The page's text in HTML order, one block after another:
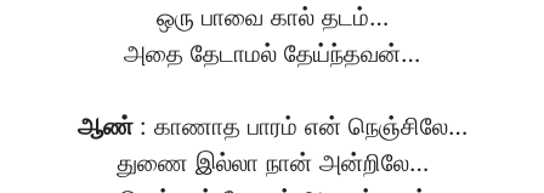
ஒரு பாவை கால் தடம்…
அதை தேடாமல் தேய்ந்தவன்…
ஆண் : காணாத பாரம் என் நெஞ்சிலே…
துணை இல்லா நான் அன்றிலே…